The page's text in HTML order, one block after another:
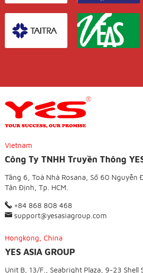
Vietnam
Công Ty TNHH Truyền Thông
Tầng 6, Toà Nhà Rosana, Số 60 Nguyễn
Tân Định, Tp. HCM.
+84 868 808 468
support@yesasiagroup.com
Hongkong, China
YES ASIA GROUP
Unit B, 13/F., Seabright Plaza, 9-23 Shell